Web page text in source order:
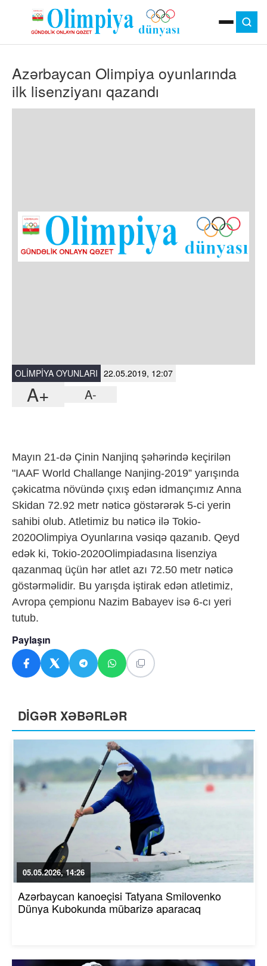
MOK
OLIMPIYA OYUNLARI
ÇAP VERSIYASI
TV
DIGƏR
Azərbaycan Olimpiya oyunlarında
ilk lisenziyanı qazandı
OLIMPIYA OYUNLARI 22.05.2019, 12:07
A+ A-
Mayın 21-də Çinin Nanjinq şəhərində keçirilən
"IAAF World Challange Nanjing-2019” yarışında
çəkicatma növündə çıxış edən idmançımız Anna
Skidan 72.92 metr nəticə göstərərək 5-ci yerin
sahibi olub. Atletimiz bu nəticə ilə Tokio-
2020Olimpiya Oyunlarına vəsiqə qazanıb. Qeyd
edək ki, Tokio-2020Olimpiadasına lisenziya
qazanmaq üçün hər atlet azı 72.50 metr nəticə
göstərməlidir. Bu yarışda iştirak edən atletimiz,
Avropa çempionu Nazim Babayev isə 6-cı yeri
tutub.
Paylaşın
DİGƏR XƏBƏRLƏR
05.05.2026, 14:26
Azərbaycan kanoeçisi Tatyana Smilovenko
Dünya Kubokunda mübarizə aparacaq